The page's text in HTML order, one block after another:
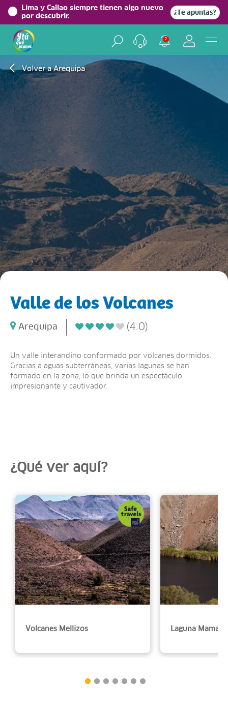
Lima y Callao siempre tienen algo nuevo
por descubrir.
¿Te apuntas?
2
Volver a Arequipa
Valle de los Volcanes
Arequipa (4.0)
Un valle interandino conformado por volcanes dormidos.
Gracias a aguas subterráneas, varias lagunas se han
formado en la zona, lo que brinda un espectáculo
impresionante y cautivador.
¿Qué ver aquí?
Volcanes Mellizos Laguna